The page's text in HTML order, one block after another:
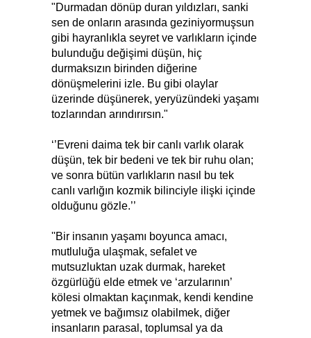
"Durmadan dönüp duran yıldızları, sanki
sen de onların arasında geziniyormuşsun
gibi hayranlıkla seyret ve varlıkların içinde
bulunduğu değişimi düşün, hiç
durmaksızın birinden diğerine
dönüşmelerini izle. Bu gibi olaylar
üzerinde düşünerek, yeryüzündeki yaşamı
tozlarından arındırırsın."
‘’Evreni daima tek bir canlı varlık olarak
düşün, tek bir bedeni ve tek bir ruhu olan;
ve sonra bütün varlıkların nasıl bu tek
canlı varlığın kozmik bilinciyle ilişki içinde
olduğunu gözle.’’
''Bir insanın yaşamı boyunca amacı,
mutluluğa ulaşmak, sefalet ve
mutsuzluktan uzak durmak, hareket
özgürlüğü elde etmek ve ‘arzularının’
kölesi olmaktan kaçınmak, kendi kendine
yetmek ve bağımsız olabilmek, diğer
insanların parasal, toplumsal ya da